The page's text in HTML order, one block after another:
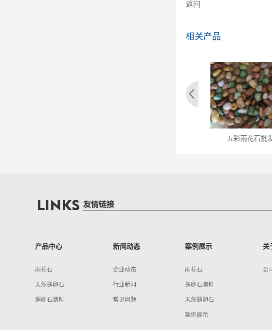
返回
相关产品
五彩雨花石批
产品中心
雨花石
天然鹅卵石
鹅卵石滤料
新闻动态
企业动态
行业新闻
常见问题
案例展示
雨花石
鹅卵石滤料
天然鹅卵石
案例展示
关
公